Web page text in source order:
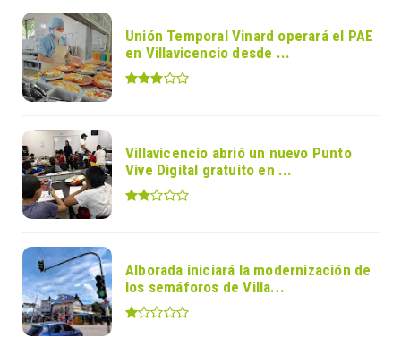
Unión Temporal Vinard operará el PAE
en Villavicencio desde ...
Villavicencio abrió un nuevo Punto
Vive Digital gratuito en ...
Alborada iniciará la modernización de
los semáforos de Villa...